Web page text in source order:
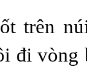
trên
đi vòng